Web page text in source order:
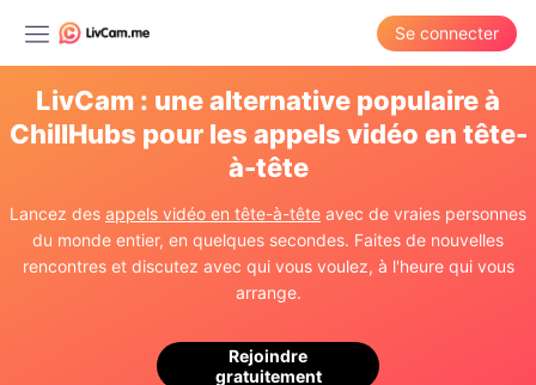
Se connecter
LivCam : une alternative populaire à
ChillHubs pour les appels vidéo en tête-
à-tête
Lancez des appels vidéo en tête-à-tête avec de vraies personnes
du monde entier, en quelques secondes. Faites de nouvelles
rencontres et discutez avec qui vous voulez, à l'heure qui vous
arrange.
Rejoindre
gratuitement